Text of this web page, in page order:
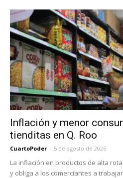
Inflación y menor
tienditas en Q. Roo
CuartoPoder - 5 de agosto de 2026
La inflación en productos de alta
y obliga a los comerciantes a